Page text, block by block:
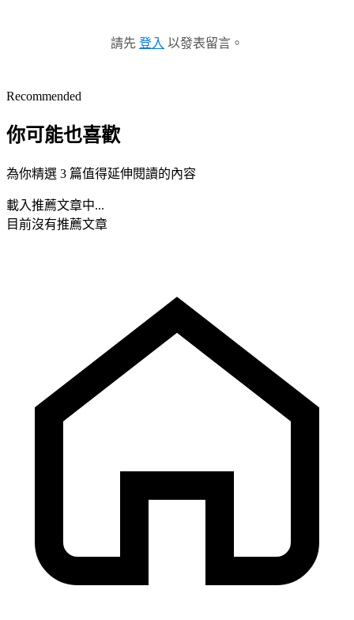
請先 登入 以發表留言。
Recommended
你可能也喜歡
為你精選 3 篇值得延伸閱讀的內容
載入推薦文章中...
目前沒有推薦文章